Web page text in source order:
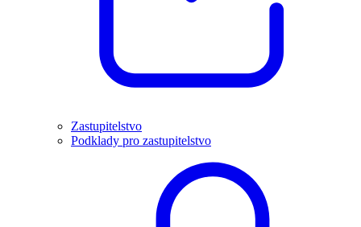
Zastupitelstvo
Podklady pro zastupitelstvo